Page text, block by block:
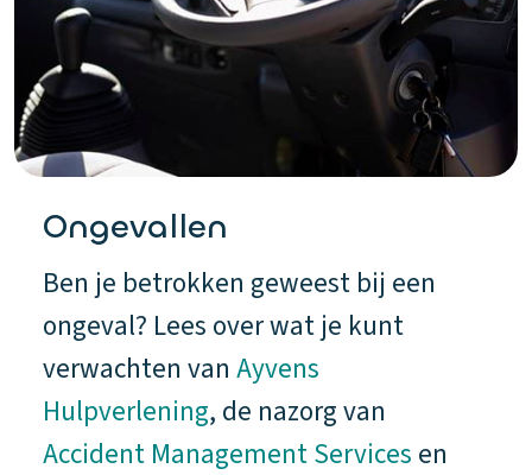
Ongevallen
Ben je betrokken geweest bij een
ongeval? Lees over wat je kunt
verwachten van Ayvens
Hulpverlening, de nazorg van
Accident Management Services en